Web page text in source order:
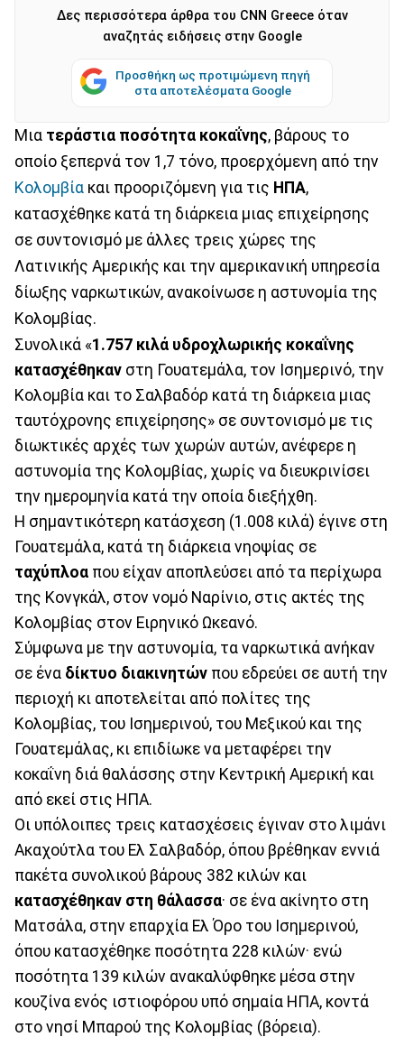
Δες περισσότερα άρθρα του CNN Greece όταν
αναζητάς ειδήσεις στην Google
Προσθήκη ως προτιμώμενη πηγή
στα αποτελέσματα Google
Μια τεράστια ποσότητα κοκαΐνης, βάρους το
οποίο ξεπερνά τον 1,7 τόνο, προερχόμενη από την
Κολομβία και προοριζόμενη για τις ΗΠΑ,
κατασχέθηκε κατά τη διάρκεια μιας επιχείρησης
σε συντονισμό με άλλες τρεις χώρες της
Λατινικής Αμερικής και την αμερικανική υπηρεσία
δίωξης ναρκωτικών, ανακοίνωσε η αστυνομία της
Κολομβίας.
Συνολικά «1.757 κιλά υδροχλωρικής κοκαΐνης
κατασχέθηκαν στη Γουατεμάλα, τον Ισημερινό, την
Κολομβία και το Σαλβαδόρ κατά τη διάρκεια μιας
ταυτόχρονης επιχείρησης» σε συντονισμό με τις
διωκτικές αρχές των χωρών αυτών, ανέφερε η
αστυνομία της Κολομβίας, χωρίς να διευκρινίσει
την ημερομηνία κατά την οποία διεξήχθη.
Η σημαντικότερη κατάσχεση (1.008 κιλά) έγινε στη
Γουατεμάλα, κατά τη διάρκεια νηοψίας σε
ταχύπλοα που είχαν αποπλεύσει από τα περίχωρα
της Κονγκάλ, στον νομό Ναρίνιο, στις ακτές της
Κολομβίας στον Ειρηνικό Ωκεανό.
Σύμφωνα με την αστυνομία, τα ναρκωτικά ανήκαν
σε ένα δίκτυο διακινητών που εδρεύει σε αυτή την
περιοχή κι αποτελείται από πολίτες της
Κολομβίας, του Ισημερινού, του Μεξικού και της
Γουατεμάλας, κι επιδίωκε να μεταφέρει την
κοκαΐνη διά θαλάσσης στην Κεντρική Αμερική και
από εκεί στις ΗΠΑ.
Οι υπόλοιπες τρεις κατασχέσεις έγιναν στο λιμάνι
Ακαχούτλα του Ελ Σαλβαδόρ, όπου βρέθηκαν εννιά
πακέτα συνολικού βάρους 382 κιλών και
κατασχέθηκαν στη θάλασσα· σε ένα ακίνητο στη
Ματσάλα, στην επαρχία Ελ Όρο του Ισημερινού,
όπου κατασχέθηκε ποσότητα 228 κιλών· ενώ
ποσότητα 139 κιλών ανακαλύφθηκε μέσα στην
κουζίνα ενός ιστιοφόρου υπό σημαία ΗΠΑ, κοντά
στο νησί Μπαρού της Κολομβίας (βόρεια).